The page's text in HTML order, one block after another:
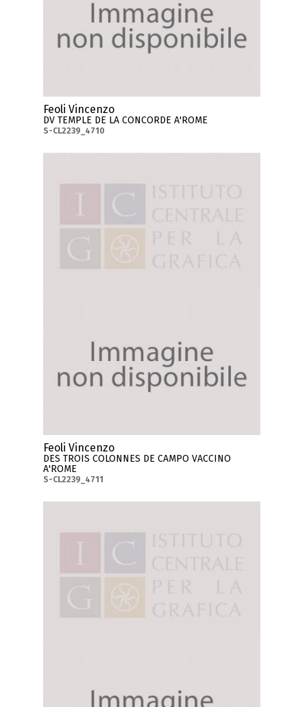
Feoli Vincenzo
DV TEMPLE DE LA CONCORDE A'ROME
S-CL2239_4710
Feoli Vincenzo
DES TROIS COLONNES DE CAMPO VACCINO
A'ROME
S-CL2239_4711